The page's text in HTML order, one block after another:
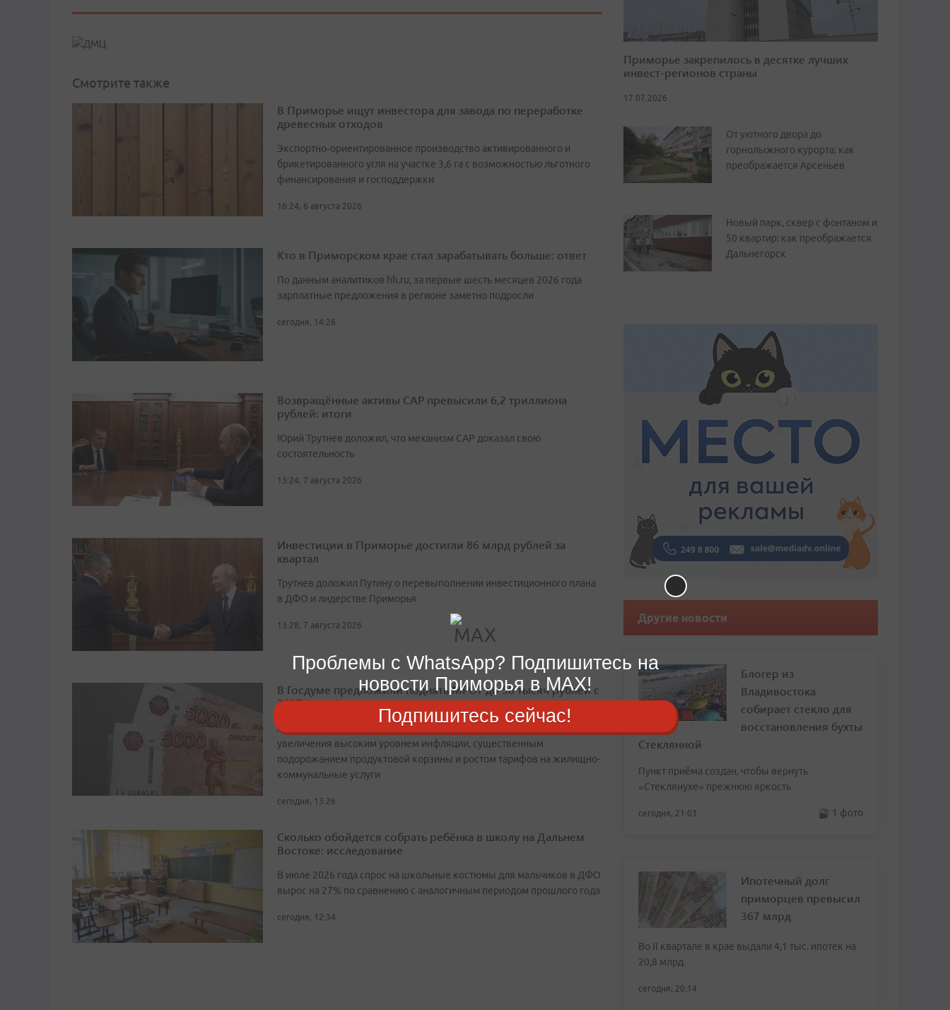
Смотрите также
В Приморье ищут инвестора для завода по переработке
древесных отходов
Экспортно‑ориентированное производство активированного и
брикетированного угля на участке 3,6 га с возможностью льготного
финансирования и господдержки
16:24, 6 августа 2026
Кто в Приморском крае стал зарабатывать больше: ответ
По данным аналитиков hh.ru, за первые шесть месяцев 2026 года
зарплатные предложения в регионе заметно подросли
сегодня, 14:26
Возвращённые активы САР превысили 6,2 триллиона
рублей: итоги
Юрий Трутнев доложил, что механизм САР доказал свою
состоятельность
13:24, 7 августа 2026
Инвестиции в Приморье достигли 86 млрд рублей за
квартал
Трутнев доложил Путину о перевыполнении инвестиционного плана
в ДФО и лидерстве Приморья
13:28, 7 августа 2026
В Госдуме предложили поднять МРОТ до 50 тысяч рублей с
2027 года
Авторы инициативы объясняют необходимость столь резкого
увеличения высоким уровнем инфляции, существенным
подорожанием продуктовой корзины и ростом тарифов на жилищно-
коммунальные услуги
сегодня, 13:26
Сколько обойдется собрать ребёнка в школу на Дальнем
Востоке: исследование
В июле 2026 года спрос на школьные костюмы для мальчиков в ДФО
вырос на 27% по сравнению с аналогичным периодом прошлого года
сегодня, 12:34
Приморье закрепилось в десятке лучших
инвест-регионов страны
17.07.2026
От уютного двора до
горнолыжного курорта: как
преображается Арсеньев
Новый парк, сквер с фонтаном и
50 квартир: как преображается
Дальнегорск
Другие новости
Блогер из
Владивостока
собирает стекло для
восстановления бухты
Стеклянной
Пункт приёма создан, чтобы вернуть
«Стеклянухе» прежнюю яркость
сегодня, 21:03 1 фото
Ипотечный долг
приморцев превысил
367 млрд
Во II квартале в крае выдали 4,1 тыс. ипотек на
20,8 млрд
сегодня, 20:14
Проблемы с WhatsApp? Подпишитесь на
новости Приморья в MAX!
Подпишитесь сейчас!